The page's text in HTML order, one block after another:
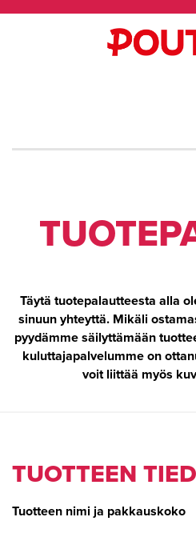
Täytä tuotepalautteesta alla
sinuun yhteyttä. Mikäli
pyydämme säilyttämään
kuluttajapalvelumme on
voit liittää myös
TUOTTEEN
Tuotteen nimi ja pakkauskoko